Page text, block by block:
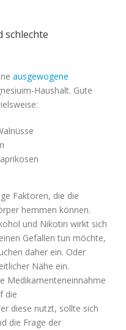
schlechte
ausgewogene
Haushalt. Gute
Faktoren, die die
hemmen können.
und Nikotin wirkt sich
Gefallen tun möchte,
daher ein. Oder
Nähe ein.
Medikamenteneinnahme
die
diese nutzt, sollte sich
die Frage der